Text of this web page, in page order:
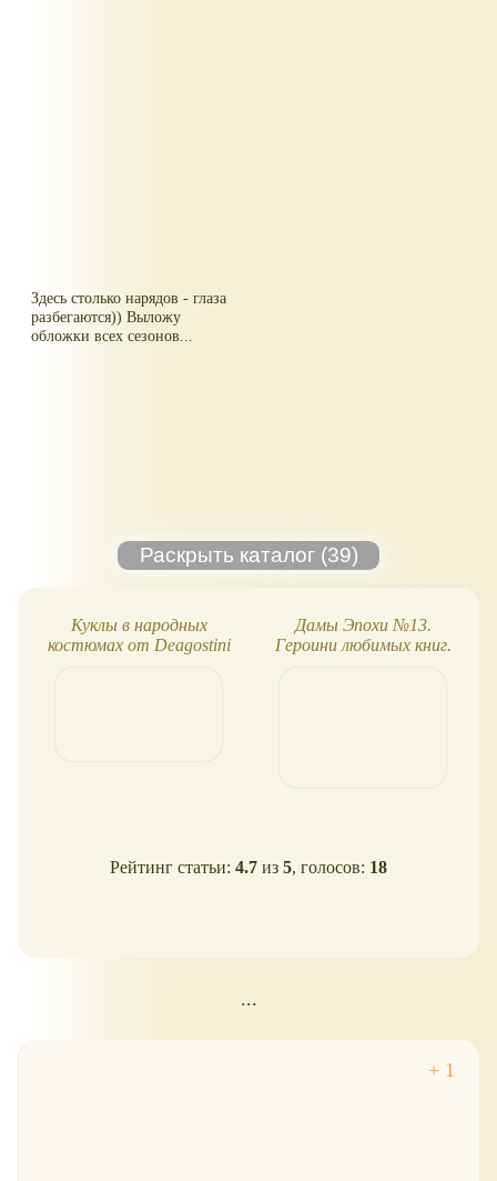
Здесь столько нарядов - глаза
разбегаются)) Выложу
обложки всех сезонов...
Куклы в народных
костюмах от Deagostini
Дамы Эпохи №13.
Героини любимых книг.
Рейтинг статьи: 4.7 из 5, голосов: 18
...